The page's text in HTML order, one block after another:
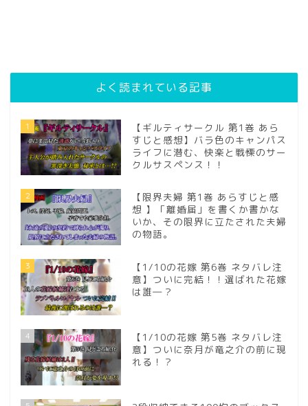
よく読まれている記事
1
【ギルティサークル 第1巻 あら
すじと感想】バラ色のキャンパス
ライフに潜む、快楽と戦慄のサー
クルサスペンス！！
2
【限界夫婦 第1巻 あらすじと感
想 】「離婚届」を書くか書かな
いか、その限界に立たされた夫婦
の物語。
3
【1/10の花嫁 第6巻 ネタバレ注
意】ついに完結！！選ばれた花嫁
は誰―？
4
【1/10の花嫁 第5巻 ネタバレ注
意】ついに奈月が竜之介の前に現
れる！？